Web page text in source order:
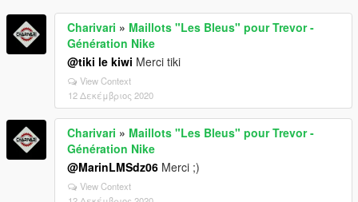
Charivari » Maillots "Les Bleus" pour Trevor -
Génération Nike
@tiki le kiwi Merci tiki
View Context
12 Δεκέμβριος 2020
Charivari » Maillots "Les Bleus" pour Trevor -
Génération Nike
@MarinLMSdz06 Merci ;)
View Context